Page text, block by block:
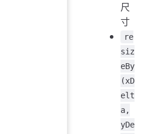
尺
寸
re
siz
eBy
(xD
elt
a,
yDe